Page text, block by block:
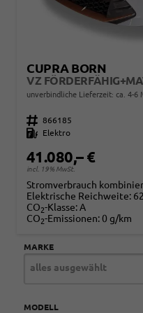
CUPRA BORN
unverbindliche Lieferzeit: ca. 4-6
Fahrzeugnr. 866185
Kraftstoff
Elektro
41.080,– €
incl. 19% MwSt.
Stromverbrauch
Elektrische Reichweite:
CO2-Klasse:A
CO2-Emissionen:0 g/km
MARKE
alles ausgewählt
MODELL